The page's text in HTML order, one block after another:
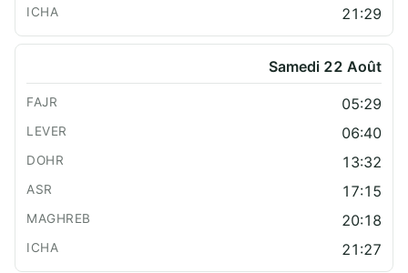
21:29
Samedi 22 Août
05:29
06:40
13:32
17:15
20:18
21:27